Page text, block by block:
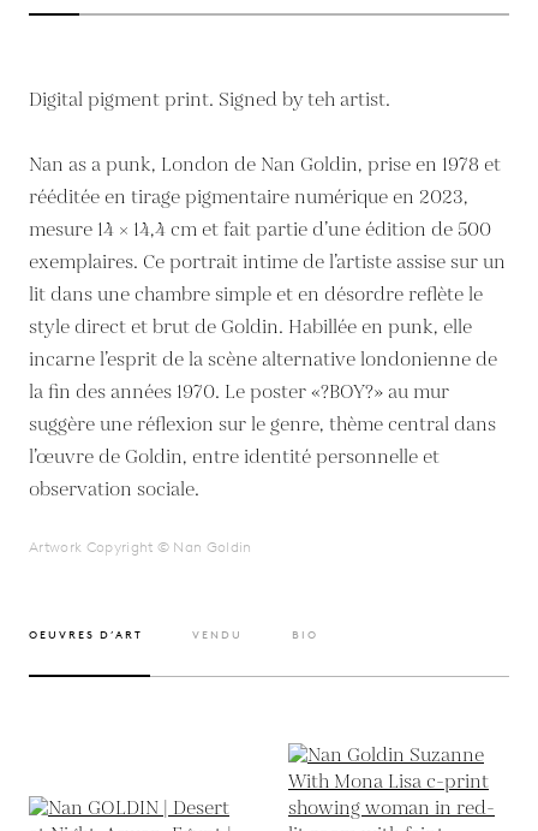
Digital pigment print. Signed by teh artist.
Nan as a punk, London de Nan Goldin, prise en 1978 et
rééditée en tirage pigmentaire numérique en 2023,
mesure 14 × 14,4 cm et fait partie d’une édition de 500
exemplaires. Ce portrait intime de l’artiste assise sur un
lit dans une chambre simple et en désordre reflète le
style direct et brut de Goldin. Habillée en punk, elle
incarne l’esprit de la scène alternative londonienne de
la fin des années 1970. Le poster «?BOY?» au mur
suggère une réflexion sur le genre, thème central dans
l’œuvre de Goldin, entre identité personnelle et
observation sociale.
Artwork Copyright © Nan Goldin
OEUVRES D’ART VENDU BIO